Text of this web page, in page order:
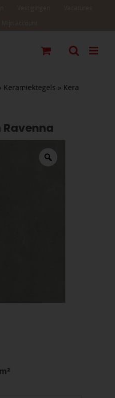
Keramiektegels » Kera
m²